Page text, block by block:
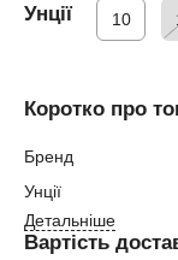
Унції 10
Коротко про
Бренд
Унції
Детальніше
Вартість